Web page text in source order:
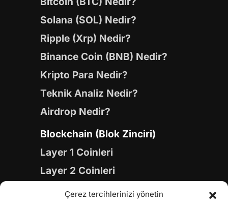
Çerez tercihlerinizi yönetin
Solana (SOL) Nedir?
Ripple (Xrp) Nedir?
Binance Coin (BNB) Nedir?
Kripto Para Nedir?
Teknik Analiz Nedir?
Airdrop Nedir?
Blockchain (Blok Zinciri)
Layer 1 Coinleri
Layer 2 Coinleri
Yapay Zeka (AI) Coinleri